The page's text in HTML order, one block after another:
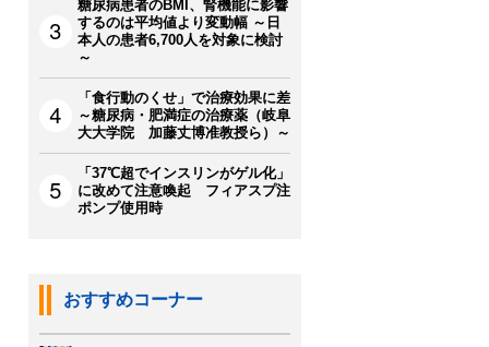
糖尿病患者のBMI、腎機能に影響
するのは平均値より変動幅 ～日
本人の患者6,700人を対象に検討
～
「食行動のくせ」で治療効果に差
～糖尿病・肥満症の治療薬（岐阜
大大学院 加藤丈博准教授ら）～
「37℃超でインスリンがゲル化」
に改めて注意喚起 フィアスプ注
ポンプ使用時
おすすめコーナー